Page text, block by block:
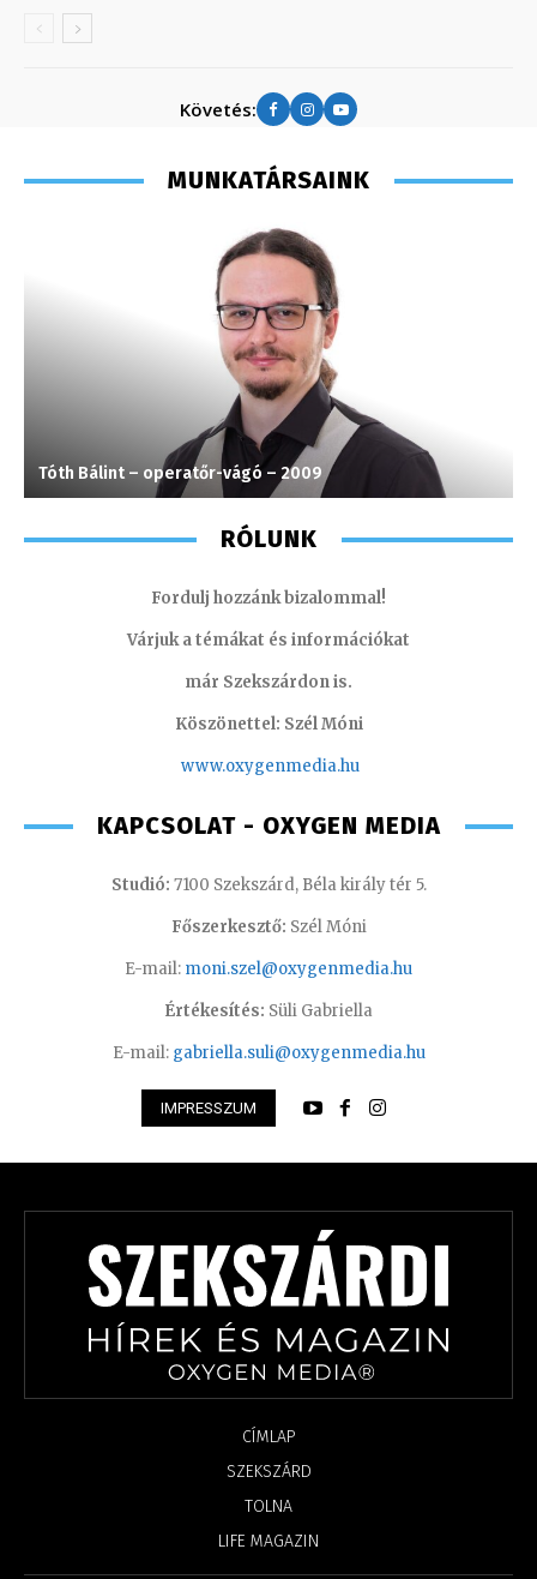
Követés:
MUNKATÁRSAINK
Tóth Bálint – operatőr-vágó – 2009
RÓLUNK
Fordulj hozzánk bizalommal!
Várjuk a témákat és információkat
már Szekszárdon is.
Köszönettel: Szél Móni
www.oxygenmedia.hu
KAPCSOLAT - OXYGEN MEDIA
Studió: 7100 Szekszárd, Béla király tér 5.
Főszerkesztő: Szél Móni
E-mail: moni.szel@oxygenmedia.hu
Értékesítés: Süli Gabriella
E-mail: gabriella.suli@oxygenmedia.hu
IMPRESSZUM
CÍMLAP
SZEKSZÁRD
TOLNA
LIFE MAGAZIN